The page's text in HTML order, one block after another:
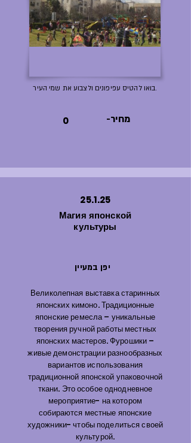
בואו להטיס עפיפונים ולצבוע את שמי העיר.
0 -מחיר
25.1.25
Магия японской
культуры
יפן במעיין
Великолепная выставка старинных
японских кимоно. Традиционные
японские ремесла – уникальные
творения ручной работы местных
японских мастеров. Фурошики –
живые демонстрации разнообразных
вариантов использования
традиционной японской упаковочной
ткани. Это особое однодневное
мероприятие- на котором
собираются местные японские
художники- чтобы поделиться своей
культурой.